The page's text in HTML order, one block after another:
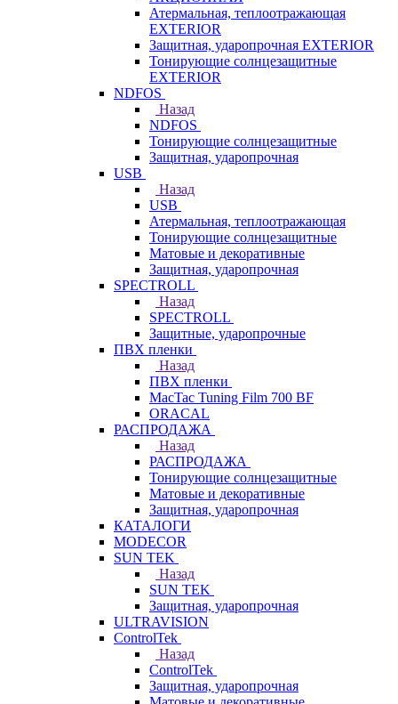
Атермальная, теплоотражающая
EXTERIOR
Защитная, ударопрочная EXTERIOR
Тонирующие солнцезащитные
EXTERIOR
NDFOS
Назад
NDFOS
Тонирующие солнцезащитные
Защитная, ударопрочная
USB
Назад
USB
Атермальная, теплоотражающая
Тонирующие солнцезащитные
Матовые и декоративные
Защитная, ударопрочная
SPECTROLL
Назад
SPECTROLL
Защитные, ударопрочные
ПВХ пленки
Назад
ПВХ пленки
MacTac Tuning Film 700 BF
ORACAL
РАСПРОДАЖА
Назад
РАСПРОДАЖА
Тонирующие солнцезащитные
Матовые и декоративные
Защитная, ударопрочная
КАТАЛОГИ
MODECOR
SUN TEK
Назад
SUN TEK
Защитная, ударопрочная
ULTRAVISION
ControlTek
Назад
ControlTek
Защитная, ударопрочная